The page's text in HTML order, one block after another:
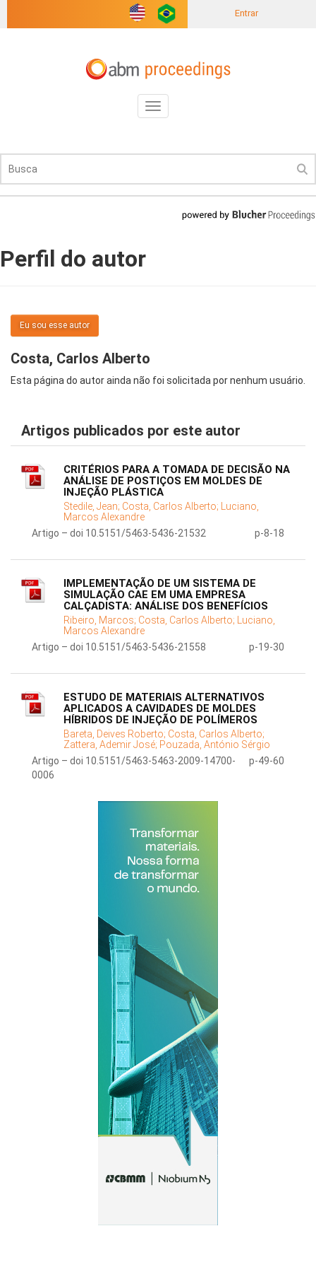
Entrar
Toggle
navigation
Perfil do autor
Eu sou esse autor
Costa, Carlos Alberto
Esta página do autor ainda não foi solicitada por nenhum usuário.
Artigos publicados por este autor
CRITÉRIOS PARA A TOMADA DE DECISÃO NA
ANÁLISE DE POSTIÇOS EM MOLDES DE
INJEÇÃO PLÁSTICA
Stedile, Jean; Costa, Carlos Alberto; Luciano,
Marcos Alexandre
Artigo – doi 10.5151/5463-5436-21532
p-8-18
IMPLEMENTAÇÃO DE UM SISTEMA DE
SIMULAÇÃO CAE EM UMA EMPRESA
CALÇADISTA: ANÁLISE DOS BENEFÍCIOS
Ribeiro, Marcos; Costa, Carlos Alberto; Luciano,
Marcos Alexandre
Artigo – doi 10.5151/5463-5436-21558
p-19-30
ESTUDO DE MATERIAIS ALTERNATIVOS
APLICADOS A CAVIDADES DE MOLDES
HÍBRIDOS DE INJEÇÃO DE POLÍMEROS
Bareta, Deives Roberto; Costa, Carlos Alberto;
Zattera, Ademir José; Pouzada, António Sérgio
Artigo – doi 10.5151/5463-5463-2009-14700-
0006
p-49-60